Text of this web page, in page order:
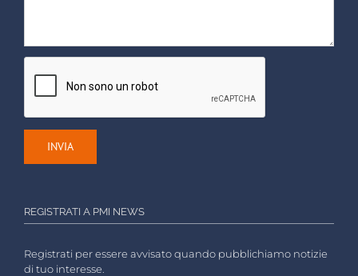
REGISTRATI A PMI NEWS
Registrati per essere avvisato quando pubblichiamo notizie
di tuo interesse.